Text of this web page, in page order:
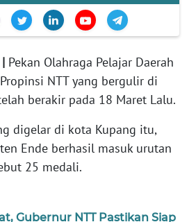
Pekan Olahraga Pelajar Daerah
NTT yang bergulir di
berakir pada 18 Maret Lalu.
digelar di kota Kupang itu,
Ende berhasil masuk urutan
25 medali.
Gubernur NTT Pastikan Siap